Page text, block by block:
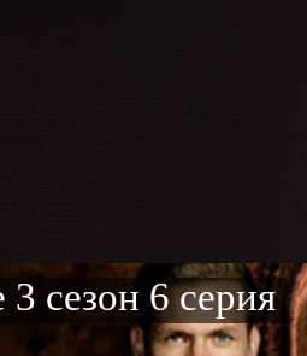
сезон 6 серия